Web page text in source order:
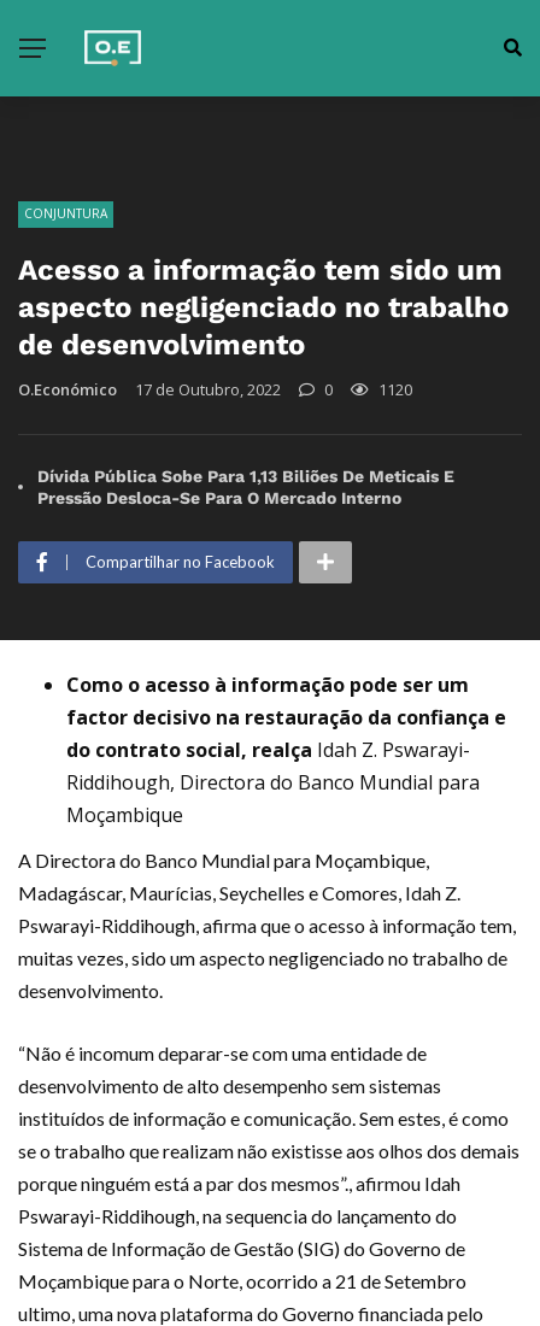
CONJUNTURA
Acesso a informação tem sido um
aspecto negligenciado no trabalho
de desenvolvimento
O.Económico 17 de Outubro, 2022 0 1120
Dívida Pública Sobe Para 1,13 Biliões De Meticais E
Pressão Desloca-Se Para O Mercado Interno
Compartilhar no Facebook
Como o acesso à informação pode ser um
factor decisivo na restauração da confiança e
do contrato social, realça Idah Z. Pswarayi-
Riddihough, Directora do Banco Mundial para
Moçambique
A Directora do Banco Mundial para Moçambique,
Madagáscar, Maurícias, Seychelles e Comores, Idah Z.
Pswarayi-Riddihough, afirma que o acesso à informação tem,
muitas vezes, sido um aspecto negligenciado no trabalho de
desenvolvimento.
“Não é incomum deparar-se com uma entidade de
desenvolvimento de alto desempenho sem sistemas
instituídos de informação e comunicação. Sem estes, é como
se o trabalho que realizam não existisse aos olhos dos demais
porque ninguém está a par dos mesmos”., afirmou Idah
Pswarayi-Riddihough, na sequencia do lançamento do
Sistema de Informação de Gestão (SIG) do Governo de
Moçambique para o Norte, ocorrido a 21 de Setembro
ultimo, uma nova plataforma do Governo financiada pelo